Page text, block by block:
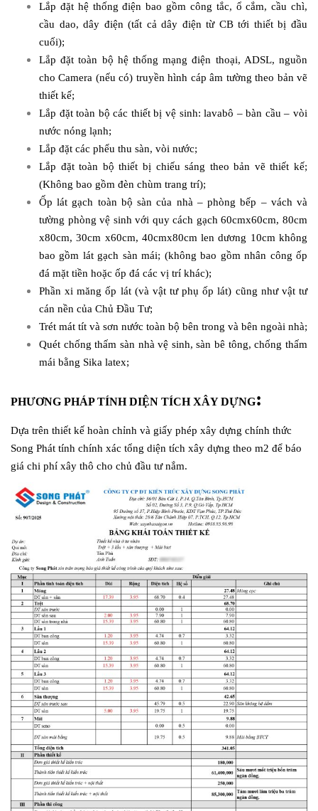
Lắp đặt hệ thống điện bao gồm công tắc, ổ cắm, cầu chì,
cầu dao, dây điện (tất cả dây điện từ CB tới thiết bị đầu
cuối);
Lắp đặt toàn bộ hệ thống mạng điện thoại, ADSL, nguồn
cho Camera (nếu có) truyền hình cáp âm tường theo bản vẽ
thiết kế;
Lắp đặt toàn bộ các thiết bị vệ sinh: lavabô – bàn cầu – vòi
nước nóng lạnh;
Lắp đặt các phểu thu sàn, vòi nước;
Lắp đặt toàn bộ thiết bị chiếu sáng theo bản vẽ thiết kế;
(Không bao gồm đèn chùm trang trí);
Ốp lát gạch toàn bộ sàn của nhà – phòng bếp – vách và
tường phòng vệ sinh với quy cách gạch 60cmx60cm, 80cm
x80cm, 30cm x60cm, 40cmx80cm len dương 10cm không
bao gồm lát gạch sàn mái; (không bao gồm nhân công ốp
đá mặt tiền hoặc ốp đá các vị trí khác);
Phần xi măng ốp lát (và vật tư phụ ốp lát) cũng như vật tư
cán nền của Chủ Đầu Tư;
Trét mát tít và sơn nước toàn bộ bên trong và bên ngoài nhà;
Quét chống thấm sàn nhà vệ sinh, sàn bê tông, chống thấm
mái bằng Sika latex;
PHƯƠNG PHÁP TÍNH DIỆN TÍCH XÂY DỰNG:
Dựa trên thiết kế hoàn chỉnh và giấy phép xây dựng chính thức
Song Phát tính chính xác tổng diện tích xây dựng theo m2 để báo
giá chi phí xây thô cho chủ đầu tư nắm.